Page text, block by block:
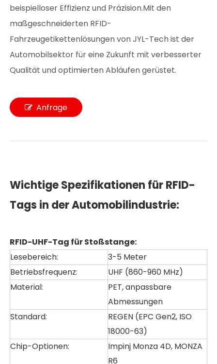
beispielloser Effizienz und Präzision.Mit den
maßgeschneiderten RFID-
Fahrzeugetikettenlösungen von JYL-Tech ist der
Automobilsektor für eine Zukunft mit verbesserter
Qualität und optimierten Abläufen gerüstet.
Anfrage
Wichtige Spezifikationen für RFID-
Tags in der Automobilindustrie:
RFID-UHF-Tag für Stoßstange:
Lesebereich:
3-5 Meter
Betriebsfrequenz:
UHF (860-960 MHz)
Material:
PET, anpassbare
Abmessungen
Standard:
REGEN (EPC Gen2, ISO
18000-63)
Chip-Optionen:
Impinj Monza 4D, MONZA
R6